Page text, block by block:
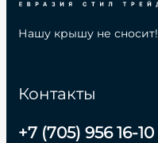
Контакты
+7 (705) 956 16-10
Нашу крышу не сносит!